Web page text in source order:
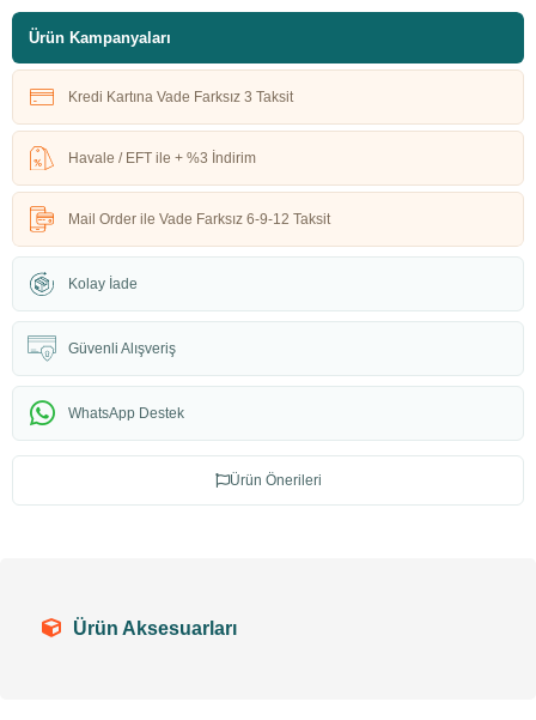
Ürün Kampanyaları
Kredi Kartına Vade Farksız 3 Taksit
Havale / EFT ile + %3 İndirim
Mail Order ile Vade Farksız 6-9-12 Taksit
Kolay İade
Güvenli Alışveriş
WhatsApp Destek
Ürün Önerileri
Ürün Aksesuarları